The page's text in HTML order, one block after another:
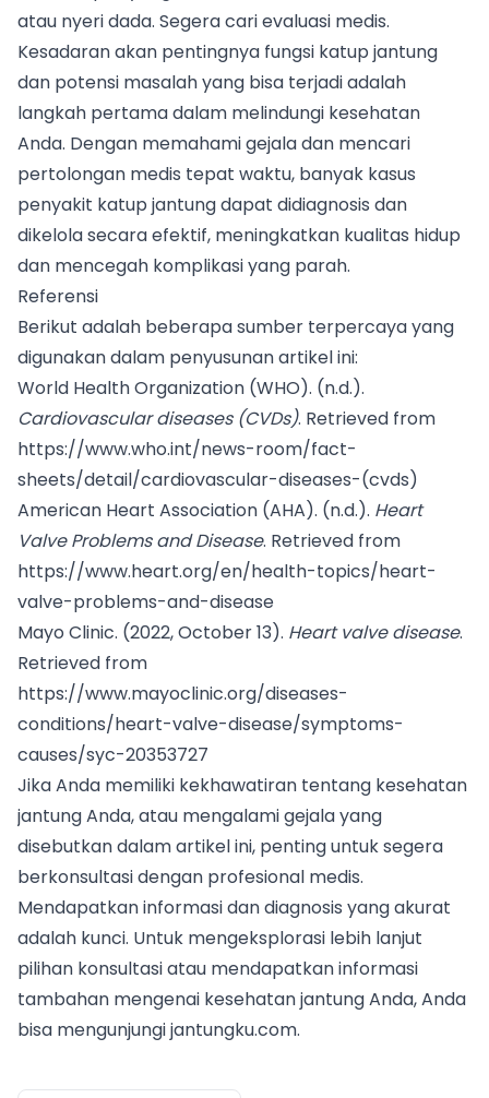
atau nyeri dada. Segera cari evaluasi medis.
Kesadaran akan pentingnya fungsi katup jantung
dan potensi masalah yang bisa terjadi adalah
langkah pertama dalam melindungi kesehatan
Anda. Dengan memahami gejala dan mencari
pertolongan medis tepat waktu, banyak kasus
penyakit katup jantung dapat didiagnosis dan
dikelola secara efektif, meningkatkan kualitas hidup
dan mencegah komplikasi yang parah.
Referensi
Berikut adalah beberapa sumber terpercaya yang
digunakan dalam penyusunan artikel ini:
World Health Organization (WHO). (n.d.).
Cardiovascular diseases (CVDs). Retrieved from
https://www.who.int/news-room/fact-
sheets/detail/cardiovascular-diseases-(cvds)
American Heart Association (AHA). (n.d.). Heart
Valve Problems and Disease. Retrieved from
https://www.heart.org/en/health-topics/heart-
valve-problems-and-disease
Mayo Clinic. (2022, October 13). Heart valve disease.
Retrieved from
https://www.mayoclinic.org/diseases-
conditions/heart-valve-disease/symptoms-
causes/syc-20353727
Jika Anda memiliki kekhawatiran tentang kesehatan
jantung Anda, atau mengalami gejala yang
disebutkan dalam artikel ini, penting untuk segera
berkonsultasi dengan profesional medis.
Mendapatkan informasi dan diagnosis yang akurat
adalah kunci. Untuk mengeksplorasi lebih lanjut
pilihan konsultasi atau mendapatkan informasi
tambahan mengenai kesehatan jantung Anda, Anda
bisa mengunjungijantungku.com.